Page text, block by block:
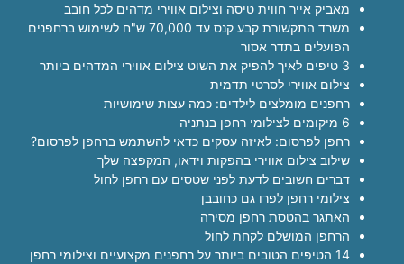
מאביק אייר חווית טיסה וצילום אווירי מדהים לכל חובב
משרד התקשורת קבע קנס עד 70,000 ש"ח לשימוש ברחפנים
הפועלים בתדר אסור
3 טיפים לאיך להפיק את השוט צילום אווירי המדהים ביותר
צילום אווירי לסרטי תדמית
רחפנים מומלצים לילדים: כמה עצות שימושיות
6 מיקומים לצילומי רחפן בנתניה
רחפן לפרסום: לאיזה עסקים כדאי להשתמש ברחפן לפרסום?
שילוב צילום אווירי בהפקות וידאו, המקפצה שלך
דברים חשובים לדעת לפני שטסים עם רחפן לחול
צילומי רחפן לפרו גם כחובבן
האתגר בהטסת רחפן מסירה
הרחפן המושלם לקחת לחול
14 הטיפים הטובים ביותר על רחפנים מקצועיים וצילומי רחפן